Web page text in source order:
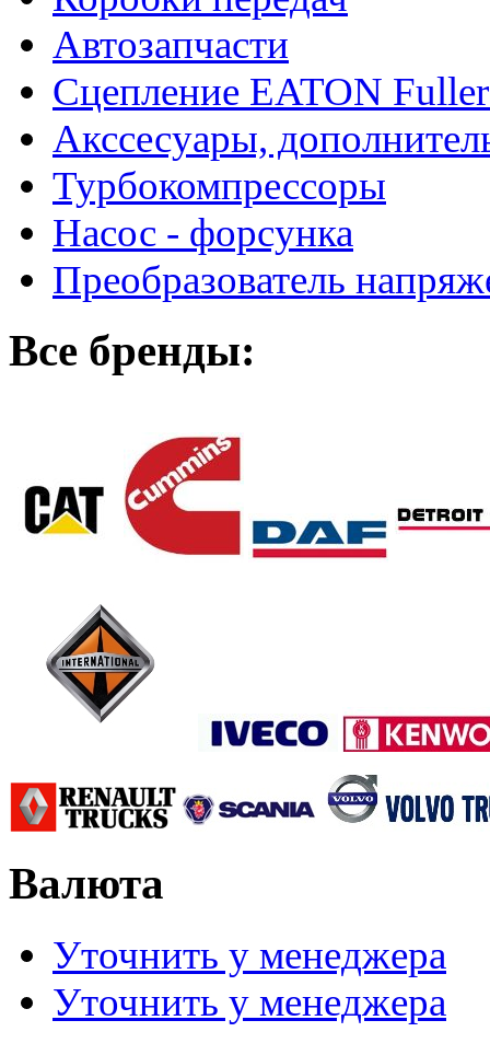
Автозапчасти
Сцепление EATON
Акссесуары,
Турбокомпрессоры
Насос - форсунка
Преобразователь
Все бренды:
Валюта
Уточнить у менеджера
Уточнить у менеджера